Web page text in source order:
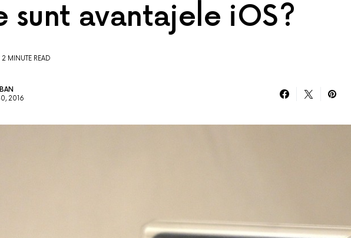
sunt avantajele iOS?
2 MINUTE READ
2016